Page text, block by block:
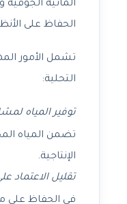
المائية
الحفاظ على
تشمل الأمور
التحلية:
توفير المياه
تضمن المياه
الإنتاجية.
تقليل الاعتماد
في الحفاظ على